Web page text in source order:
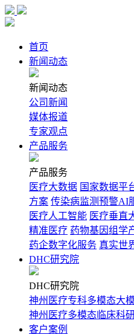
首页
新闻动态
新闻动态
公司新闻
媒体报道
专家观点
产品服务
产品服务
医疗大数据 国家数据平
方案 传染病监测预警AI
医疗人工智能 医疗垂直
精准医疗 药物基因组学
药企数字化服务 真实世
DHC研究院
DHC研究院
神州医疗专科多模态大
神州医疗多模态临床科
客户案例